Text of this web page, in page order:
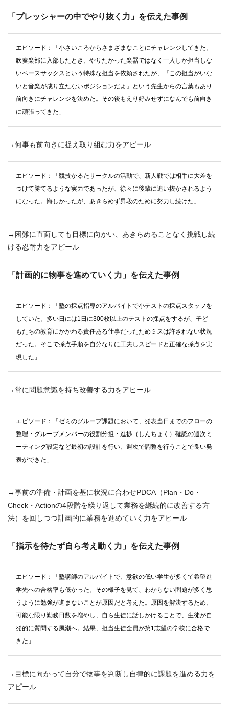
「プレッシャーの中でやり抜く力」を伝えた事例
エピソード：「小さいころからさまざまなことにチャレンジしてきた。
吹奏楽部に入部したとき、やりたかった楽器ではなく一人しか担当しな
いベースサックスという特殊な担当を依頼されたが、『この担当がいな
いと音楽が成り立たないポジションだよ』という先生からの言葉もあり
前向きにチャレンジを決めた。その後もえり好みせずになんでも前向き
に頑張ってきた」
→何事も前向きに捉え取り組む力をアピール
エピソード：「競技かるたサークルの活動で、新人戦では相手に大差を
つけて勝てるような実力であったが、徐々に後輩に追い抜かされるよう
になった。悔しかったが、あきらめず昇段のために努力し続けた」
→困難に直面しても目標に向かい、あきらめることなく挑戦し続
ける忍耐力をアピール
「計画的に物事を進めていく力」を伝えた事例
エピソード：「塾の採点指導のアルバイトで小テストの採点スタッフを
していた。多い日には1日に300枚以上のテストの採点をするが、子ど
もたちの教育にかかわる責任ある仕事だったためミスは許されない状況
だった。そこで採点手順を自分なりに工夫しスピードと正確な採点を実
現した」
→常に問題意識を持ち改善する力をアピール
エピソード：「ゼミのグループ課題において、発表当日までのフローの
整理・グループメンバーの役割分担・進捗（しんちょく）確認の週次ミ
ーティング設定など最初の設計を行い、週次で調整を行うことで良い発
表ができた」
→事前の準備・計画を基に状況に合わせPDCA（Plan・Do・
Check・Actionの4段階を繰り返して業務を継続的に改善する方
法）を回しつつ計画的に業務を進めていく力をアピール
「指示を待たず自ら考え動く力」を伝えた事例
エピソード：「塾講師のアルバイトで、意欲の低い学生が多くて希望進
学先への合格率も低かった。その様子を見て、わからない問題が多く思
うように勉強が進まないことが原因だと考えた。原因を解決するため、
可能な限り勤務日数を増やし、自ら生徒に話しかけることで、生徒が自
発的に質問する風潮へ。結果、担当生徒全員が第1志望の学校に合格で
きた」
→目標に向かって自分で物事を判断し自律的に課題を進める力を
アピール